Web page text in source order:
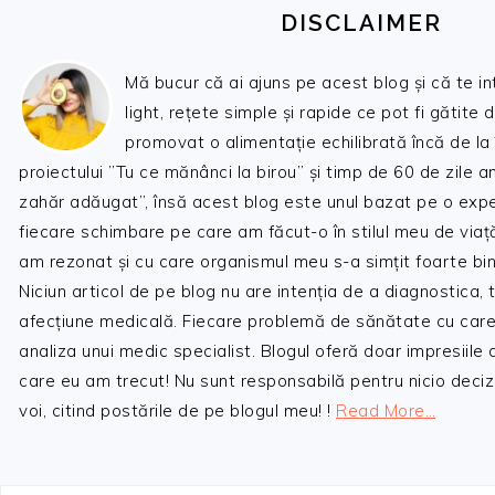
DISCLAIMER
Mă bucur că ai ajuns pe acest blog și că te
light, rețete simple și rapide ce pot fi gătite
promovat o alimentație echilibrată încă de
proiectului ”Tu ce mănânci la birou” și timp de 60 de zile
zahăr adăugat”, însă acest blog este unul bazat pe o
fiecare schimbare pe care am făcut-o în stilul meu de
am rezonat și cu care organismul meu s-a simțit foarte
Niciun articol de pe blog nu are intenția de a diagnostica,
afecțiune medicală. Fiecare problemă de sănătate cu
analiza unui medic specialist. Blogul oferă doar impresiile
care eu am trecut! Nu sunt responsabilă pentru nicio
voi, citind postările de pe blogul meu! ! Read More…